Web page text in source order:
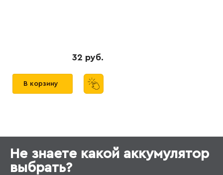
32 руб.
В корзину
Не знаете какой аккумулятор
выбрать?